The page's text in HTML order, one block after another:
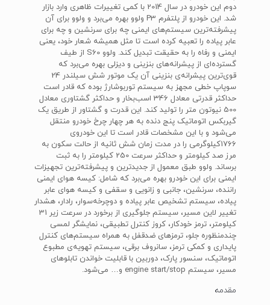
دوم این خودرو در سال 2014 با کمی تغییرات ظاهری وارد بازار
شد. این خودرو از پلتفرم‌ P3‌ ولوو بهره می‌برد و ولوو برای آن
پیشرفته‌ترین سیستم‌های ایمنی چه برای سرنشین و چه برای
عابر پیاده را تعبیه کرده است تا مثل همیشه شعار خود، یعنی
ایمنی و رفاه را به حقیقت تبدیل کند. ولوو‌ S60‌ از طیف
گسترده‌ای از پیشرانه‌های بنزینی و دیزلی بهره می‌برد که
قوی‌ترین پیشرانه‌ی بنزینی آن یک موتور شش سیلندر 24
سوپاپ خطی مجهز به سیستم توربوشارژ بوده که قادر است
حداکثر قدرتی معادل 346 اسب‌بخار و حداکثر گشتاوری معادل
500 نیوتون متر را تولید کند. این قدرت و گشتاور از طریق یک
گیربکس اتوماتیک پنج دنده به هر چهار چرخ خودرو منتقل
می‌شود و با این مشخصات قادر است تا این خودروی
1766‌کیلوگرمی را در مدت زمان شش ثانیه از حالت سکون به
مرز صد کیلومتر و حداکثر سرعت 250 کیلومتر را به ثبت
برساند. ولوو طبق معمول از جدیدترین و پیشرفته‌ترین تجهیزات
ایمنی برای این خودرو بهره می‌برد که شامل: کیسه هوای ایمنی
راننده‌، سرنشین، جانبی و زانویی و سقفی و کیسه هوای عابر
پیاده‌، سیستم تشخیص عابر پیاده و دوچرخه‌سوار، رادار، هشدار
تغییر لاین مسیر، سیستم جلوگیری از برخورد در سرعت زیر 31
کیلومتر، ترمز خودکار، کروز کنترل تطبیقی، نمایشگر لمسی
چند‌منظوره جلو، ترمزهای ضد‌قفل به همراه سیستم‌های کنترل
پایداری و کمکی ترمز، سانروف برقی، سیستم تهویه‌ی مطبوع
اتوماتیک، سنسور پارک، دوربین با قابلیت خواندن تابلوهای
مسیر، سیستم engine start/stop و… می‌شود.
مقدمه